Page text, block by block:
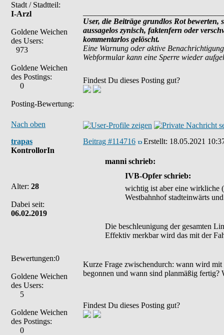
Stadt / Stadtteil:
I-Arzl
Goldene Weichen
des Users:
973
Goldene Weichen
des Postings:
0
Posting-Bewertung:
User, die Beiträge grundlos Rot
aussagelos zynisch, faktenfern oder
kommentarlos gelöscht.
Eine Warnung oder aktive
Webformular kann eine Sperre wieder
Findest Du dieses Posting gut?
Nach oben
trapas
KontrollorIn
Alter: 28
Dabei seit:
06.02.2019
Bewertungen:0
Goldene Weichen
des Users:
5
Goldene Weichen
des Postings:
0
Beitrag #114716 Erstellt: 18.05.2021
manni schrieb:
IVB-Opfer schrieb:
wichtig ist aber eine wirkliche
Westbahnhof stadteinwärts
Die beschleunigung der gesamten
Effektiv merkbar wird das mit der
Kurze Frage zwischendurch: wann wird
begonnen und wann sind planmäßig fertig?
Findest Du dieses Posting gut?